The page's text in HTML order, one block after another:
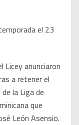
Licey anunciaron
a retener el
la Liga de
que
León Asensio.